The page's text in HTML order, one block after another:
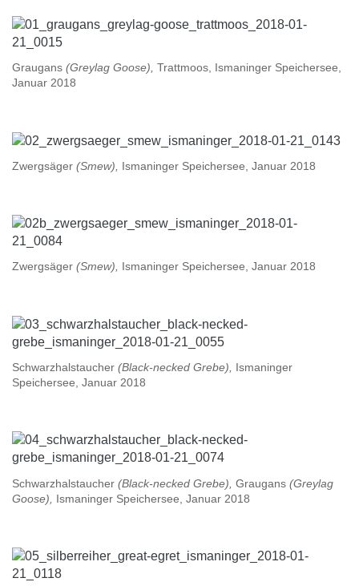
Graugans (Greylag Goose), Trattmoos, Ismaninger Speichersee,
Januar 2018
Zwergsäger (Smew), Ismaninger Speichersee, Januar 2018
Zwergsäger (Smew), Ismaninger Speichersee, Januar 2018
Schwarzhalstaucher (Black-necked Grebe),
Ismaninger
Speichersee, Januar 2018
Schwarzhalstaucher (Black-necked Grebe), Graugans (Greylag
Goose),
Ismaninger Speichersee, Januar 2018